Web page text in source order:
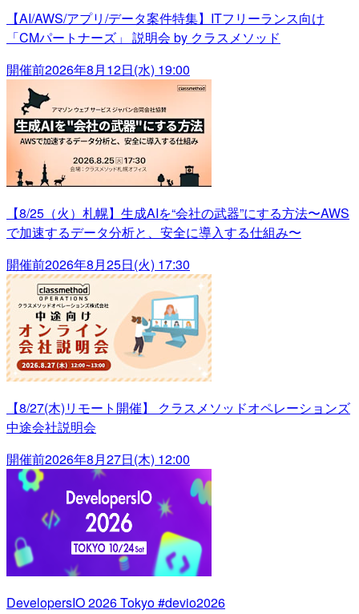
【AI/AWS/アプリ/データ案件特集】ITフリーランス向け
「CMパートナーズ」 説明会 by クラスメソッド
開催前2026年8月12日(水) 19:00
【8/25（火）札幌】生成AIを“会社の武器”にする方法〜AWS
で加速するデータ分析と、安全に導入する仕組み〜
開催前2026年8月25日(火) 17:30
【8/27(木)リモート開催】 クラスメソッドオペレーションズ
中途会社説明会
開催前2026年8月27日(木) 12:00
DevelopersIO 2026 Tokyo #devio2026